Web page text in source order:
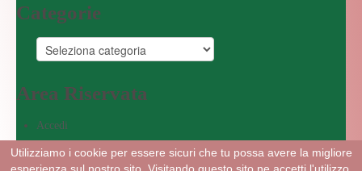
Categorie
Area Riservata
Accedi
Powered by DiGiFast
Utilizziamo i cookie per essere sicuri che tu possa avere la migliore